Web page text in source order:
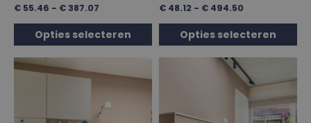
€ 55.46 - €387.07
Opties selecteren
€ 48.12 - € 494.50
Opties selecteren